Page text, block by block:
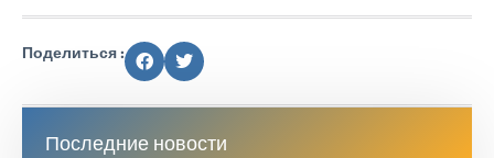
Поделиться :
Последние новости